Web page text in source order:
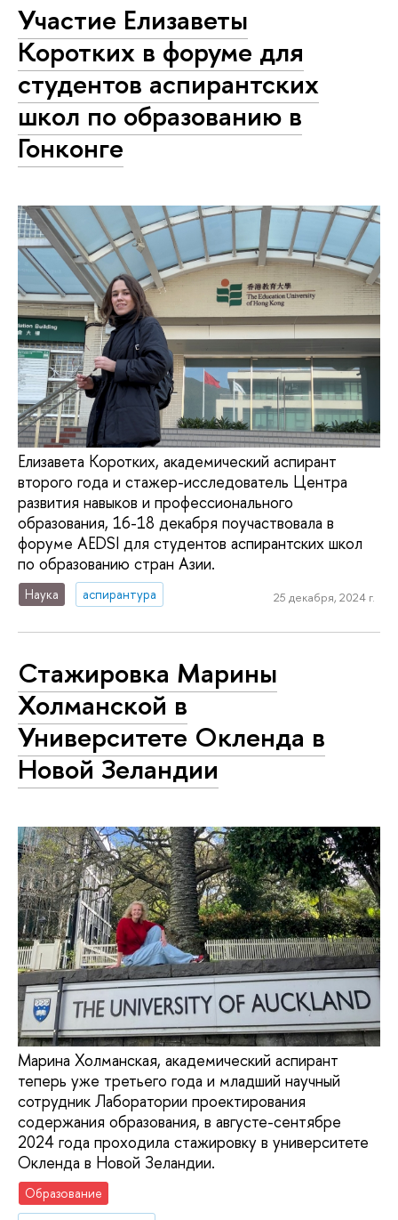
Участие Елизаветы
Коротких в форуме для
студентов аспирантских
школ по образованию в
Гонконге
Елизавета Коротких, академический аспирант
второго года и стажер-исследователь Центра
развития навыков и профессионального
образования, 16-18 декабря поучаствовала в
форуме AEDSI для студентов аспирантских школ
по образованию стран Азии.
Наука аспирантура 25 декабря, 2024 г.
Стажировка Марины
Холманской в
Университете Окленда в
Новой Зеландии
Марина Холманская, академический аспирант
теперь уже третьего года и младший научный
сотрудник Лаборатории проектирования
содержания образования, в августе-сентябре
2024 года проходила стажировку в университете
Окленда в Новой Зеландии.
Образование